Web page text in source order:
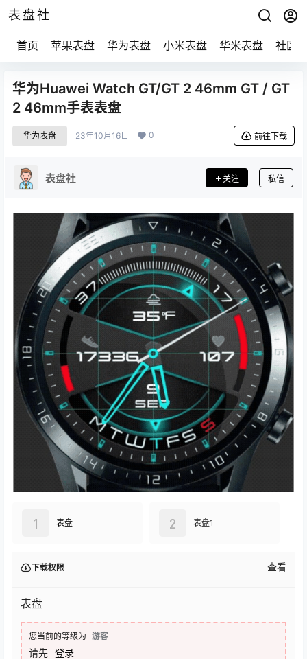
表盘社
首页 苹果表盘 华为表盘 小米表盘 华米表盘 社区
华为Huawei Watch GT/GT 2 46mm GT / GT
2 46mm手表表盘
华为表盘 23年10月16日 0 前往下载
表盘社 关注 私信
表盘
1 表盘1
2
下载权限 查看
表盘
您当前的等级为 游客
请先 登录